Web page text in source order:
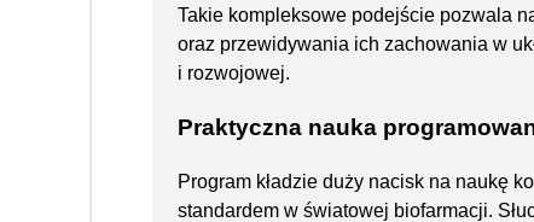
Takie kompleksowe podejście pozwala
oraz przewidywania ich zachowania w
i rozwojowej.
Praktyczna nauka
Program kładzie duży nacisk na naukę
standardem w światowej biofarmacji.